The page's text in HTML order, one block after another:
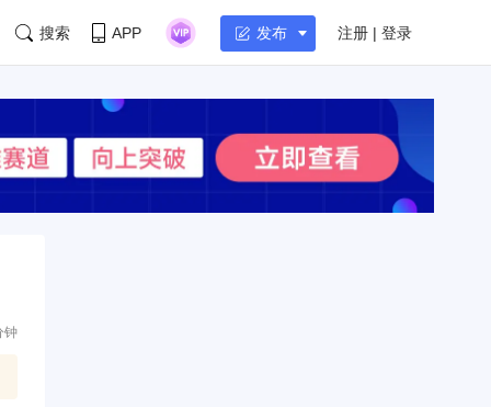
搜索 APP 发布 注册 | 登录
钟